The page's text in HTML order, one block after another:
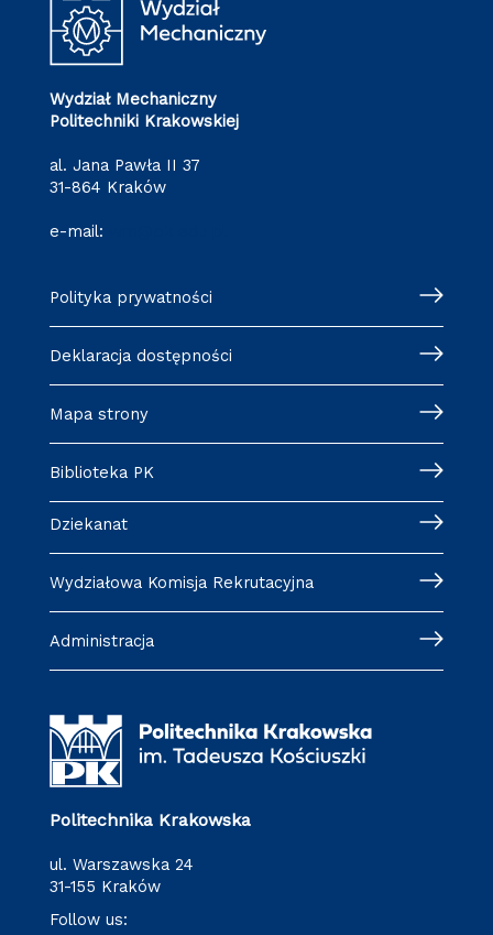
Wydział Mechaniczny
Politechniki Krakowskiej
al. Jana Pawła II 37
31-864 Kraków
e-mail:
Polityka prywatności
Deklaracja dostępności
Mapa strony
Biblioteka PK
Dziekanat
Wydziałowa Komisja Rekrutacyjna
Administracja
Politechnika Krakowska
ul. Warszawska 24
31-155 Kraków
Follow us: